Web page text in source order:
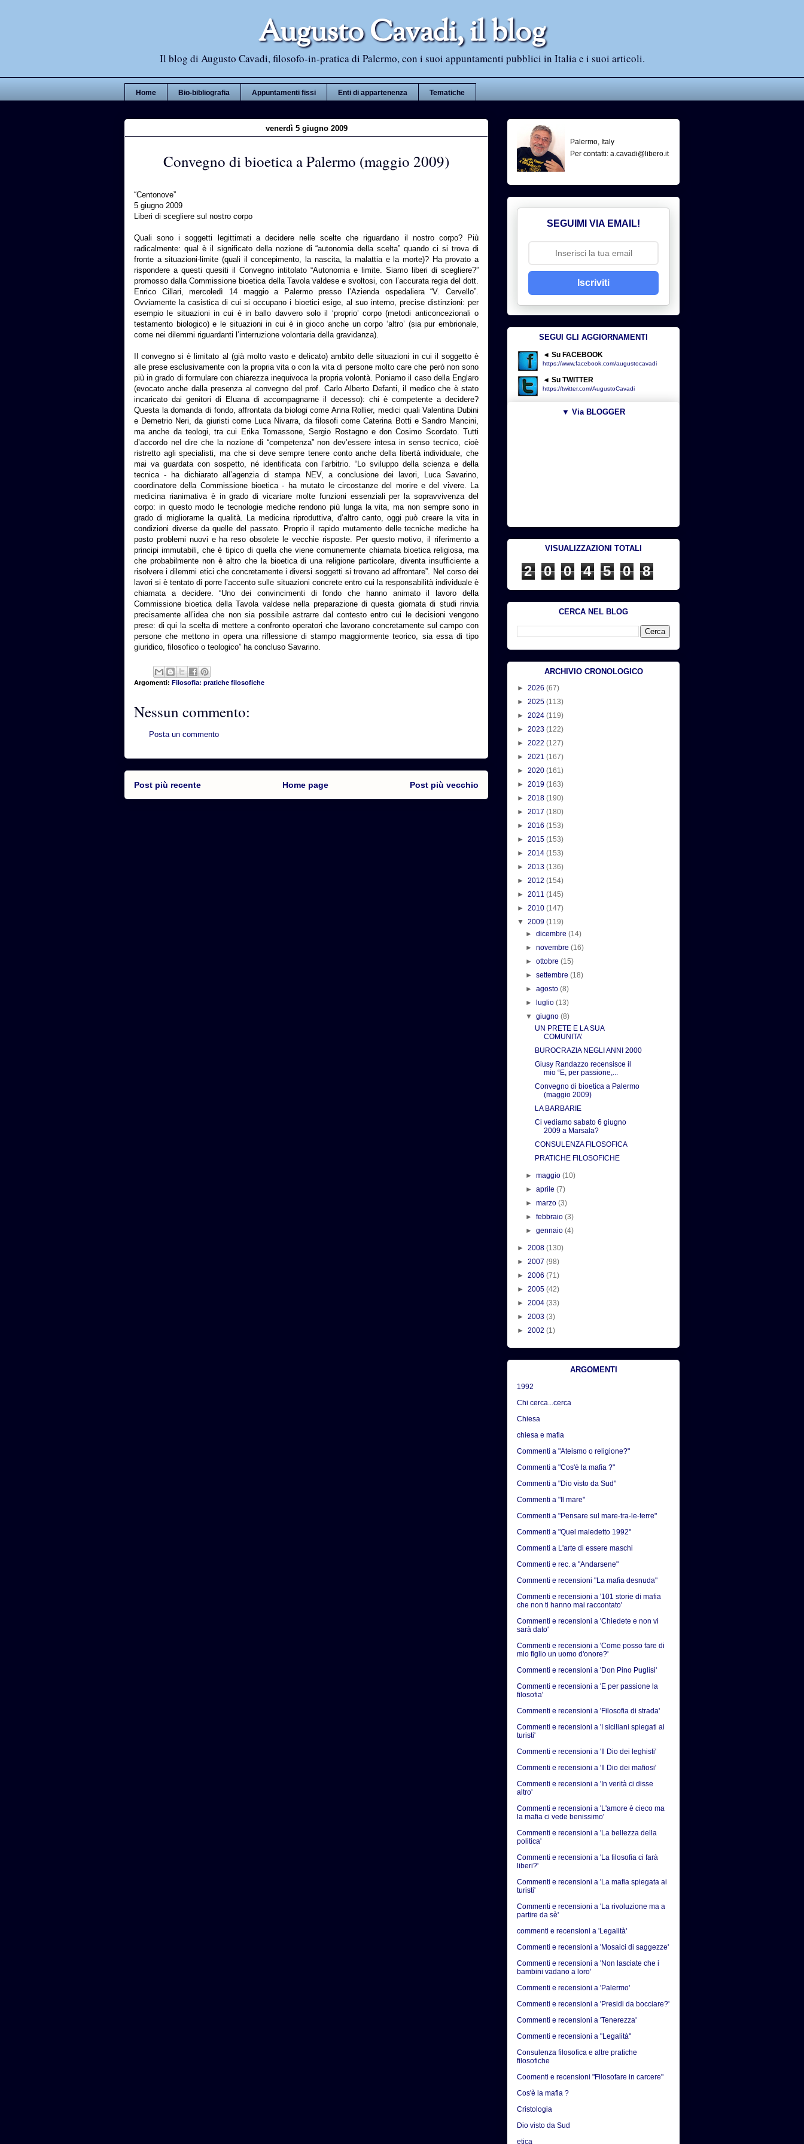
Augusto Cavadi, il blog
Il blog di Augusto Cavadi, filosofo-in-pratica di Palermo, con i suoi appuntamenti pubblici in Italia e i suoi articoli.
Home Bio-bibliografia Appuntamenti fissi Enti di appartenenza Tematiche
venerdì 5 giugno 2009
Convegno di bioetica a Palermo (maggio 2009)
“Centonove”
5 giugno 2009
Liberi di scegliere sul nostro corpo
Quali sono i soggetti legittimati a decidere nelle scelte che riguardano il nostro corpo? Più
radicalmente: qual è il significato della nozione di “autonomia della scelta” quando ci si trova di
fronte a situazioni-limite (quali il concepimento, la nascita, la malattia e la morte)? Ha provato a
rispondere a questi quesiti il Convegno intitolato “Autonomia e limite. Siamo liberi di scegliere?”
promosso dalla Commissione bioetica della Tavola valdese e svoltosi, con l’accurata regia del dott.
Enrico Cillari, mercoledì 14 maggio a Palermo presso l’Azienda ospedaliera “V. Cervello”.
Ovviamente la casistica di cui si occupano i bioetici esige, al suo interno, precise distinzioni: per
esempio le situazioni in cui è in ballo davvero solo il ‘proprio’ corpo (metodi anticoncezionali o
testamento biologico) e le situazioni in cui è in gioco anche un corpo ‘altro’ (sia pur embrionale,
come nei dilemmi riguardanti l’interruzione volontaria della gravidanza).
Il convegno si è limitato al (già molto vasto e delicato) ambito delle situazioni in cui il soggetto è
alle prese esclusivamente con la propria vita o con la vita di persone molto care che però non sono
più in grado di formulare con chiarezza inequivoca la propria volontà. Poniamo il caso della Englaro
(evocato anche dalla presenza al convegno del prof. Carlo Alberto Defanti, il medico che è stato
incaricato dai genitori di Eluana di accompagnarne il decesso): chi è competente a decidere?
Questa la domanda di fondo, affrontata da biologi come Anna Rollier, medici quali Valentina Dubini
e Demetrio Neri, da giuristi come Luca Nivarra, da filosofi come Caterina Botti e Sandro Mancini,
ma anche da teologi, tra cui Erika Tomassone, Sergio Rostagno e don Cosimo Scordato. Tutti
d’accordo nel dire che la nozione di “competenza” non dev’essere intesa in senso tecnico, cioè
ristretto agli specialisti, ma che si deve sempre tenere conto anche della libertà individuale, che
mai va guardata con sospetto, né identificata con l’arbitrio. “Lo sviluppo della scienza e della
tecnica - ha dichiarato all’agenzia di stampa NEV, a conclusione dei lavori, Luca Savarino,
coordinatore della Commissione bioetica - ha mutato le circostanze del morire e del vivere. La
medicina rianimativa è in grado di vicariare molte funzioni essenziali per la sopravvivenza del
corpo: in questo modo le tecnologie mediche rendono più lunga la vita, ma non sempre sono in
grado di migliorarne la qualità. La medicina riproduttiva, d’altro canto, oggi può creare la vita in
condizioni diverse da quelle del passato. Proprio il rapido mutamento delle tecniche mediche ha
posto problemi nuovi e ha reso obsolete le vecchie risposte. Per questo motivo, il riferimento a
principi immutabili, che è tipico di quella che viene comunemente chiamata bioetica religiosa, ma
che probabilmente non è altro che la bioetica di una religione particolare, diventa insufficiente a
risolvere i dilemmi etici che concretamente i diversi soggetti si trovano ad affrontare”. Nel corso dei
lavori si è tentato di porre l’accento sulle situazioni concrete entro cui la responsabilità individuale è
chiamata a decidere. “Uno dei convincimenti di fondo che hanno animato il lavoro della
Commissione bioetica della Tavola valdese nella preparazione di questa giornata di studi rinvia
precisamente all’idea che non sia possibile astrarre dal contesto entro cui le decisioni vengono
prese: di qui la scelta di mettere a confronto operatori che lavorano concretamente sul campo con
persone che mettono in opera una riflessione di stampo maggiormente teorico, sia essa di tipo
giuridico, filosofico o teologico” ha concluso Savarino.
Argomenti: Filosofia: pratiche filosofiche
Nessun commento:
Posta un commento
Post più recente Post più vecchio
Home page
Palermo, Italy
Per contatti: a.cavadi@libero.it
SEGUIMI VIA EMAIL!
Iscriviti
SEGUI GLI AGGIORNAMENTI
◄ Su FACEBOOK
https://www.facebook.com/augustocavadi
◄ Su TWITTER
https://twitter.com/AugustoCavadi
▼ Via BLOGGER
VISUALIZZAZIONI TOTALI
2 0 0 4 5 0 8
CERCA NEL BLOG
ARCHIVIO CRONOLOGICO
► 2026 (67)
► 2025 (113)
► 2024 (119)
► 2023 (122)
► 2022 (127)
► 2021 (167)
► 2020 (161)
► 2019 (163)
► 2018 (190)
► 2017 (180)
► 2016 (153)
► 2015 (153)
► 2014 (153)
► 2013 (136)
► 2012 (154)
► 2011 (145)
► 2010 (147)
▼ 2009 (119)
►dicembre(14)
►novembre(16)
►ottobre(15)
►settembre(18)
►agosto(8)
►
luglio(13)
▼giugno(8)
UN PRETE E LA SUA
COMUNITA’
BUROCRAZIA NEGLI ANNI 2000
Giusy Randazzo recensisce il
mio “E, per passione,...
Convegno di bioetica a Palermo
(maggio 2009)
LA BARBARIE
Ci vediamo sabato 6 giugno
2009 a Marsala?
CONSULENZA FILOSOFICA
PRATICHE FILOSOFICHE
►maggio(10)
►aprile(7)
►marzo(3)
►febbraio(3)
►gennaio(4)
► 2008 (130)
► 2007 (98)
► 2006 (71)
► 2005 (42)
► 2004 (33)
► 2003 (3)
► 2002 (1)
ARGOMENTI
1992
Chi cerca...cerca
Chiesa
chiesa e mafia
Commenti a "Ateismo o religione?"
Commenti a "Cos'è la mafia ?"
Commenti a "Dio visto da Sud"
Commenti a "Il mare"
Commenti a "Pensare sul mare-tra-le-terre"
Commenti a "Quel maledetto 1992"
Commenti a L'arte di essere maschi
Commenti e rec. a "Andarsene"
Commenti e recensioni "La mafia desnuda"
Commenti e recensioni a '101 storie di mafia
che non ti hanno mai raccontato'
Commenti e recensioni a 'Chiedete e non vi
sarà dato'
Commenti e recensioni a 'Come posso fare di
mio figlio un uomo d'onore?'
Commenti e recensioni a 'Don Pino Puglisi'
Commenti e recensioni a 'E per passione la
filosofia'
Commenti e recensioni a 'Filosofia di strada'
Commenti e recensioni a 'I siciliani spiegati ai
turisti'
Commenti e recensioni a 'Il Dio dei leghisti'
Commenti e recensioni a 'Il Dio dei mafiosi'
Commenti e recensioni a 'In verità ci disse
altro'
Commenti e recensioni a 'L'amore è cieco ma
la mafia ci vede benissimo'
Commenti e recensioni a 'La bellezza della
politica'
Commenti e recensioni a 'La filosofia ci farà
liberi?'
Commenti e recensioni a 'La mafia spiegata ai
turisti'
Commenti e recensioni a 'La rivoluzione ma a
partire da sè'
commenti e recensioni a 'Legalità'
Commenti e recensioni a 'Mosaici di saggezze'
Commenti e recensioni a 'Non lasciate che i
bambini vadano a loro'
Commenti e recensioni a 'Palermo'
Commenti e recensioni a 'Presidi da bocciare?'
Commenti e recensioni a 'Tenerezza'
Commenti e recensioni a "Legalità"
Consulenza filosofica e altre pratiche
filosofiche
Coomenti e recensioni "Filosofare in carcere"
Cos'è la mafia ?
Cristologia
Dio visto da Sud
etica